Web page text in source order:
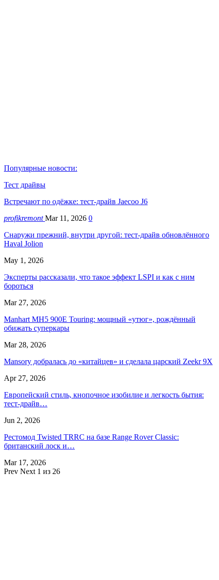
Популярные новости:
Тест драйвы
Встречают по одёжке: тест-драйв Jaecoo J6
profikremontMar 11, 2026 0
Снаружи прежний, внутри другой: тест-драйв обновлённого
Haval Jolion
May 1, 2026
Эксперты рассказали, что такое эффект LSPI и как с ним
бороться
Mar 27, 2026
Manhart MH5 900E Touring: мощный «утюг», рождённый
обижать суперкары
Mar 28, 2026
Mansory добралась до «китайцев» и сделала царский Zeekr 9X
Apr 27, 2026
Европейский стиль, кнопочное изобилие и легкость бытия:
тест-драйв…
Jun 2, 2026
Рестомод Twisted TRRC на базе Range Rover Classic:
британский лоск и…
Mar 17, 2026
Prev Next 1 из 26